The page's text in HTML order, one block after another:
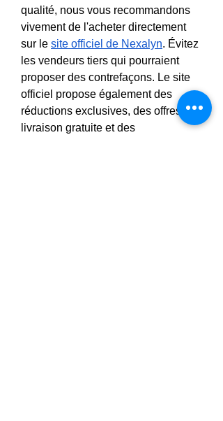
qualité, nous vous recommandons
vivement de l'acheter directement
sur le site officiel de Nexalyn. Évitez
les vendeurs tiers qui pourraient
proposer des contrefaçons. Le site
officiel propose également des
réductions exclusives, des offres de
livraison gratuite et des